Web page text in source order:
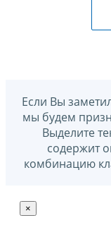
Если Вы
мы будем
Выделите
содержит
комбинацию
×